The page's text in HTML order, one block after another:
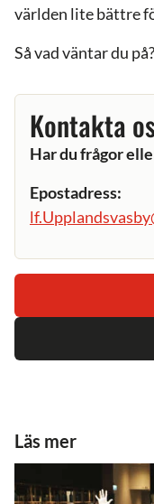
världen lite bättre
Så vad väntar du
Kontakta
Har du frågor
Epostadress:
Läs mer